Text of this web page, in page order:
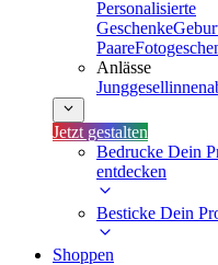
Personalisierte
Geschenke
Paare
Anlässe
Jetzt gestalten
Bedrucke Dein
entdecken
Besticke Dein
Shoppen